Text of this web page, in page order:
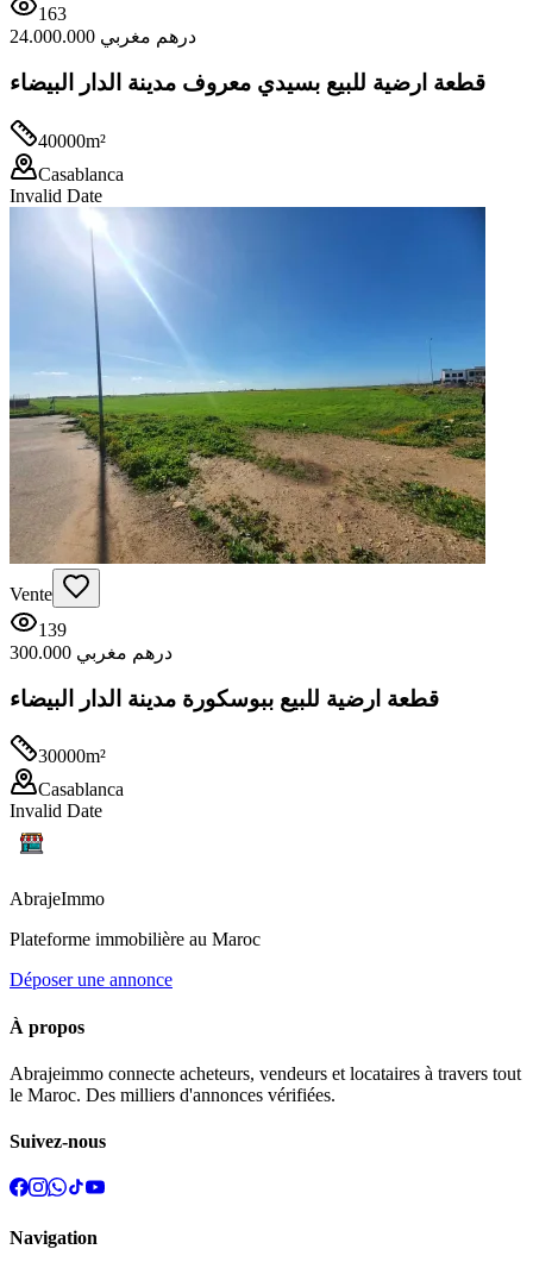
163
24.000.000 درهم مغربي
قطعة ارضية للبيع بسيدي معروف مدينة الدار البيضاء
40000m²
Casablanca
Invalid Date
Vente
139
300.000 درهم مغربي
قطعة ارضية للبيع ببوسكورة مدينة الدار البيضاء
30000m²
Casablanca
Invalid Date
AbrajeImmo
Plateforme immobilière au Maroc
Déposer une annonce
À propos
Abrajeimmo connecte acheteurs, vendeurs et locataires à travers tout
le Maroc. Des milliers d'annonces vérifiées.
Suivez-nous
Navigation